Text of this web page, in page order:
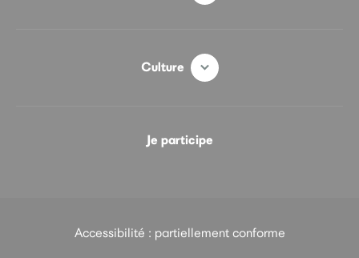
Culture
Je participe
Accessibilité : partiellement conforme